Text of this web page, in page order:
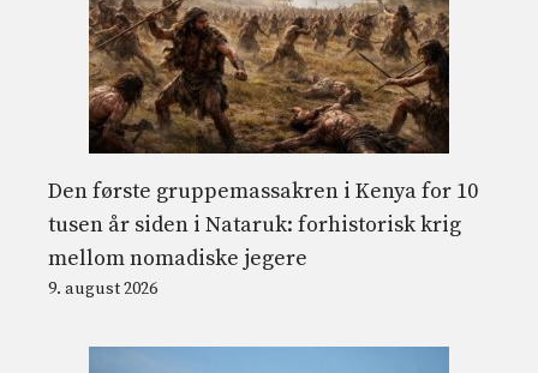
Den første gruppemassakren i Kenya for 10
tusen år siden i Nataruk: forhistorisk krig
mellom nomadiske jegere
9. august 2026